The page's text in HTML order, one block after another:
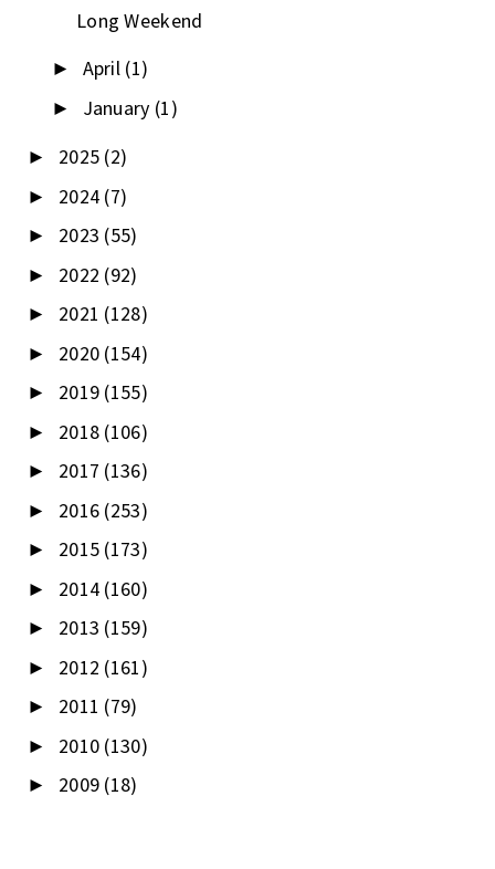
Long Weekend
► April (1)
► January (1)
► 2025 (2)
► 2024 (7)
► 2023 (55)
► 2022 (92)
► 2021 (128)
► 2020 (154)
► 2019 (155)
► 2018 (106)
► 2017 (136)
► 2016 (253)
► 2015 (173)
► 2014 (160)
► 2013 (159)
► 2012 (161)
► 2011 (79)
► 2010 (130)
► 2009 (18)